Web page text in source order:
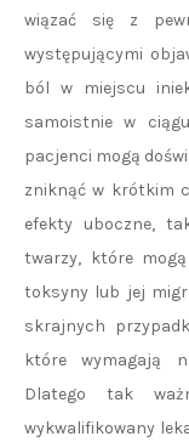
wiązać się z
występującymi
ból w miejscu
samoistnie w
pacjenci mogą
zniknąć w krótkim
efekty uboczne,
twarzy, które mogą
toksyny lub jej
skrajnych
które wymagają
Dlatego tak
wykwalifikowany